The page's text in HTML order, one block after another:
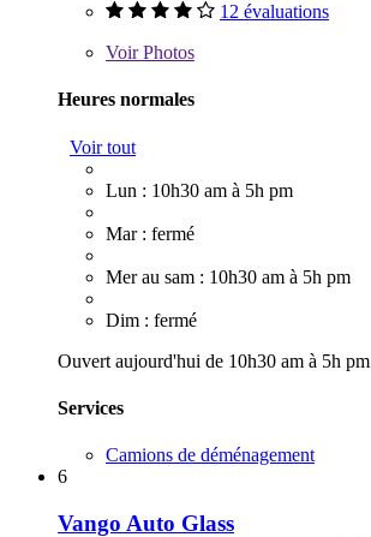
12 évaluations
VoirPhotos
Heures normales
Voir tout
Lun : 10h30 am à 5h pm
Mar : fermé
Mer au sam : 10h30 am à 5h pm
Dim : fermé
Ouvert aujourd'hui de 10h30 am à 5h pm
Services
Camions de déménagement
6
Vango Auto Glass